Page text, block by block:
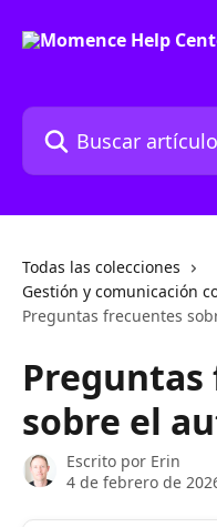
Buscar artículos...
Todas las colecciones
Gestión y comunicación
Preguntas frecuentes
sobre el
Escrito por Erin
4 de febrero de